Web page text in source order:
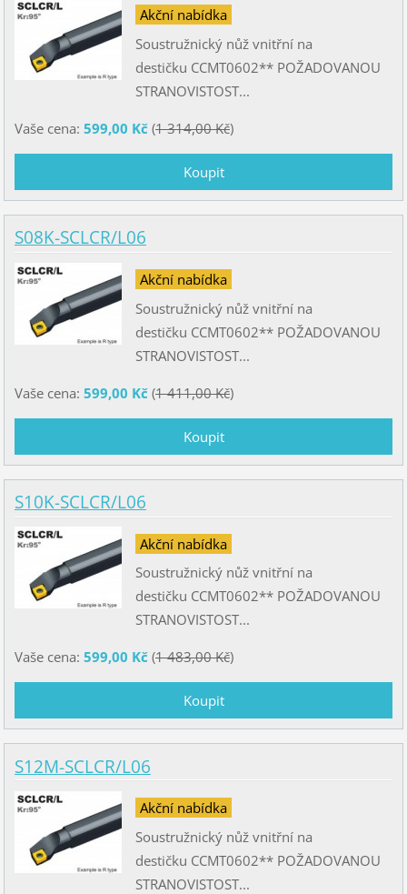
Akční nabídka
Soustružnický nůž vnitřní na
destičku CCMT0602** POŽADOVANOU
STRANOVISTOST...
Vaše cena: 599,00 Kč(1 314,00 Kč)
S08K-SCLCR/L06
Akční nabídka
Soustružnický nůž vnitřní na
destičku CCMT0602** POŽADOVANOU
STRANOVISTOST...
Vaše cena: 599,00 Kč(1 411,00 Kč)
S10K-SCLCR/L06
Akční nabídka
Soustružnický nůž vnitřní na
destičku CCMT0602** POŽADOVANOU
STRANOVISTOST...
Vaše cena: 599,00 Kč(1 483,00 Kč)
S12M-SCLCR/L06
Akční nabídka
Soustružnický nůž vnitřní na
destičku CCMT0602** POŽADOVANOU
STRANOVISTOST...